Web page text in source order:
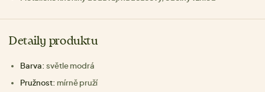
Detaily produktu
Barva: světle modrá
Pružnost: mírně pruží